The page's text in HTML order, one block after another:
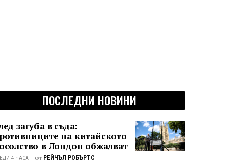
ПОСЛЕДНИ НОВИНИ
загуба в съда:
на китайското
в Лондон обжалват
4 ЧАСА от РЕЙЧЪЛ РОБЪРТС